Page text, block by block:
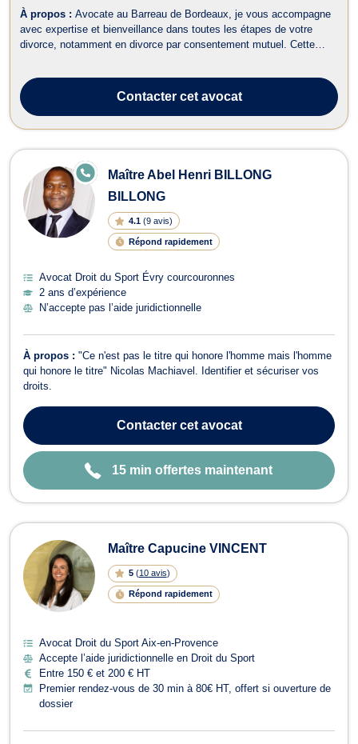
À propos : Avocate au Barreau de Bordeaux, je vous accompagne
avec expertise et bienveillance dans toutes les étapes de votre
divorce, notamment en divorce par consentement mutuel. Cette
conséquences de la rupture....
Contactercet avocat
Maître Abel Henri BILLONG
BILLONG
4.1 (9 avis)
Répond rapidement
E
N
E
Avocat Droit du Sport Évry courcouronnes
2 ans d’expérience
N’accepte pas l’aide juridictionnelle
À propos : "Ce n'est pas le titre qui honore l'homme mais l'homme
qui honore le titre" Nicolas Machiavel. Identifier et sécuriser vos
droits.
Contactercet avocat
15 min offertes maintenant
Maître Capucine VINCENT
5 (10 avis)
Répond rapidement
Avocat Droit du Sport Aix-en-Provence
Accepte l’aide juridictionnelle en Droit du Sport
Entre 150 € et 200 € HT
Premier rendez-vous de 30 min à 80€ HT, offert si ouverture de
dossier